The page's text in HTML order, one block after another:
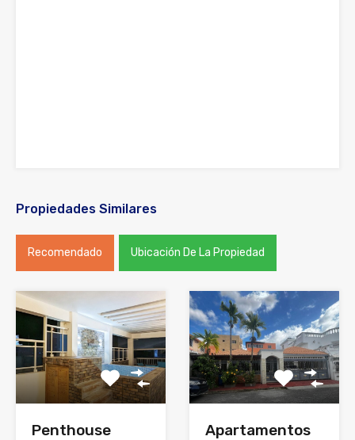
Propiedades Similares
Recomendado Ubicación De La Propiedad
Penthouse
Apartamentos